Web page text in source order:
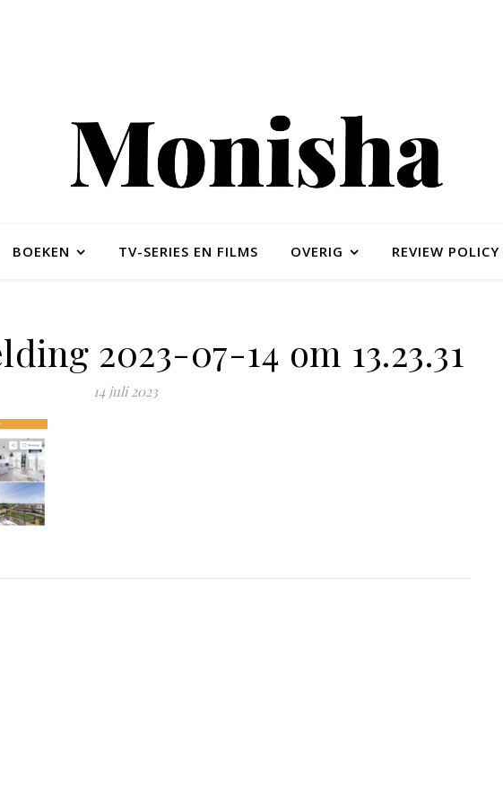
BOEKEN TV-SERIES EN FILMS OVERIG REVIEW
2023-07-14 om 13.23.31
14 juli 2023